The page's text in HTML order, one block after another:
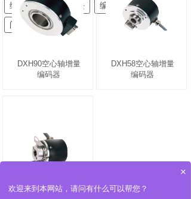
编码器信号仪表模块
编码器附件
闸门开度荷重仪
DXH90空心轴增量
编码器
DXH58空心轴增量
编码器
×
欢迎来到本网站，请问有什么可以帮您？